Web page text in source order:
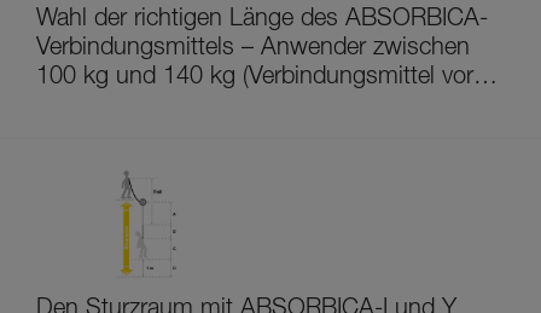
Wahl der richtigen Länge des ABSORBICA-
Verbindungsmittels – Anwender zwischen
100 kg und 140 kg (Verbindungsmittel vor